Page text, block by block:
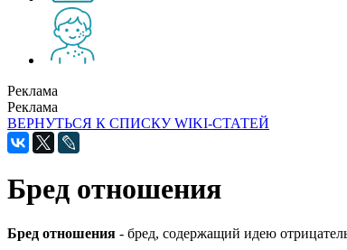
Реклама
Реклама
ВЕРНУТЬСЯ К СПИСКУ WIKI-СТАТЕЙ
Бред отношения
Бред отношения - бред, содержащий идею